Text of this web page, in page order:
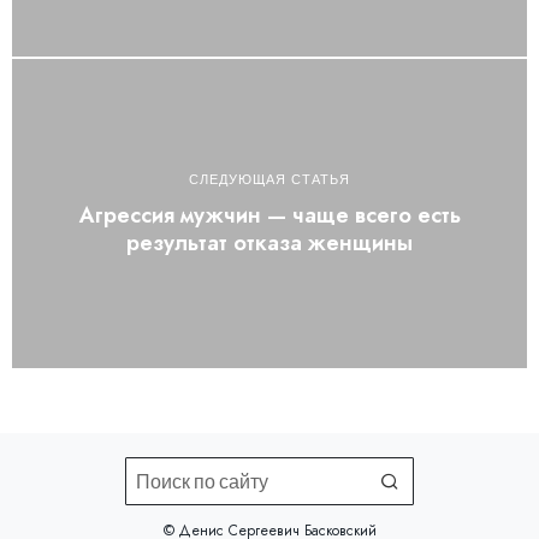
СЛЕДУЮЩАЯ СТАТЬЯ
Агрессия мужчин — чаще всего есть
результат отказа женщины
©️ Денис Сергеевич Басковский